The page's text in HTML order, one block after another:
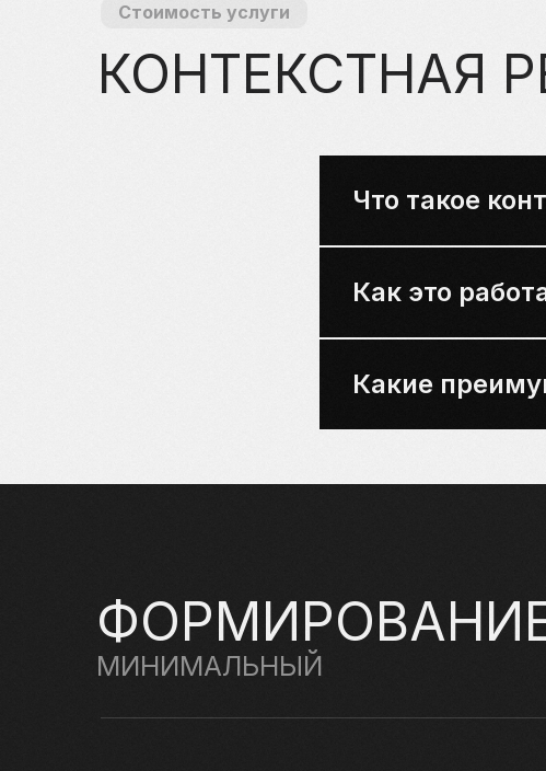
КОНТЕКСТНАЯ
Стоимость услуги
Что такое
Как это
Какие
МИНИМАЛЬНЫЙ